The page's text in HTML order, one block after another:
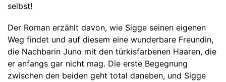
selbst!
Der Roman erzählt davon, wie Sigge seinen eigenen
Weg findet und auf diesem eine wunderbare Freundin,
die Nachbarin Juno mit den türkisfarbenen Haaren, die
er anfangs gar nicht mag. Die erste Begegnung
zwischen den beiden geht total daneben, und Sigge